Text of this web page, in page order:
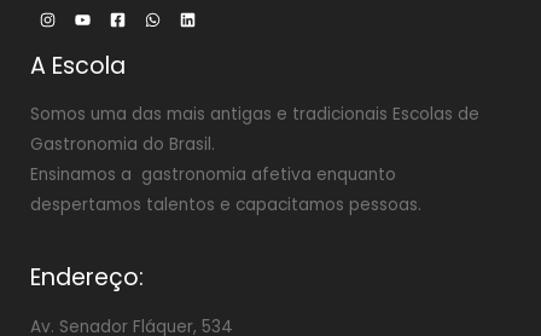
A Escola
Somos uma das mais antigas e tradicionais Escolas de
Gastronomia do Brasil.
Ensinamos a gastronomia afetiva enquanto
despertamos talentos e capacitamos pessoas.
Endereço:
Av. Senador Fláquer, 534